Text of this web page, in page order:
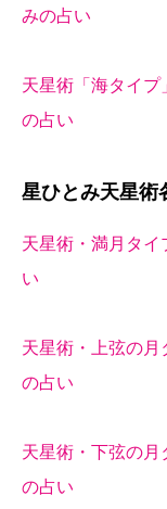
みの占い
天星術「海タイプ
の占い
星ひとみ天星術
天星術・満月タ
い
天星術・上弦の
の占い
天星術・下弦の
の占い